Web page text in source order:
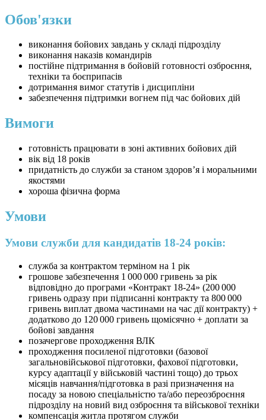
Обов'язки
виконання бойових завдань у складі підрозділу
виконання наказів командирів
постійне підтримання в бойовій готовності озброєння,
техніки та боєприпасів
дотримання вимог статутів і дисципліни
забезпечення підтримки вогнем під час бойових дій
Вимоги
готовність працювати в зоні активних бойових дій
вік від 18 років
придатність до служби за станом здоров’я і моральними
якостями
хороша фізична форма
Умови
Умови служби для кандидатів 18-24 років:
служба за контрактом терміном на 1 рік
грошове забезпечення 1 000 000 гривень за рік
відповідно до програми «Контракт 18-24» (200 000
гривень одразу при підписанні контракту та 800 000
гривень виплат двома частинами на час дії контракту) +
додатково до 120 000 гривень щомісячно + доплати за
бойові завдання
позачергове проходження ВЛК
проходження посиленої підготовки (базової
загальновійськової підготовки, фахової підготовки,
курсу адаптації у військовій частині тощо) до трьох
місяців навчання/підготовка в разі призначення на
посаду за новою спеціальністю та/або переозброєння
підрозділу на новий вид озброєння та військової техніки
компенсація житла протягом служби